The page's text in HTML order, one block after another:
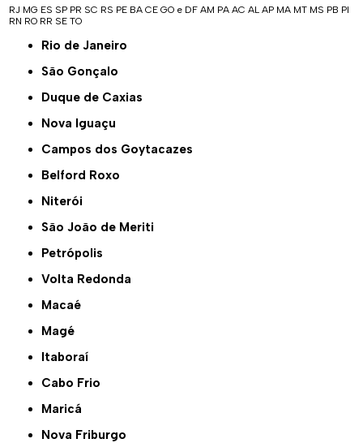
RJ MG ES SP PR SC RS PE BA CE GO e DF AM PA AC AL AP MA MT MS PB PI
RN RO RR SE TO
Rio de Janeiro
São Gonçalo
Duque de Caxias
Nova Iguaçu
Campos dos Goytacazes
Belford Roxo
Niterói
São João de Meriti
Petrópolis
Volta Redonda
Macaé
Magé
Itaboraí
Cabo Frio
Maricá
Nova Friburgo